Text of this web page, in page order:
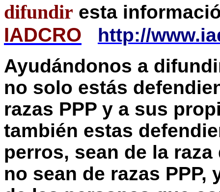
difundir esta
IADCRO
http://
Ayudándonos a
no solo estás
razas PPP y a sus
también estas
perros, sean de la
no sean de razas